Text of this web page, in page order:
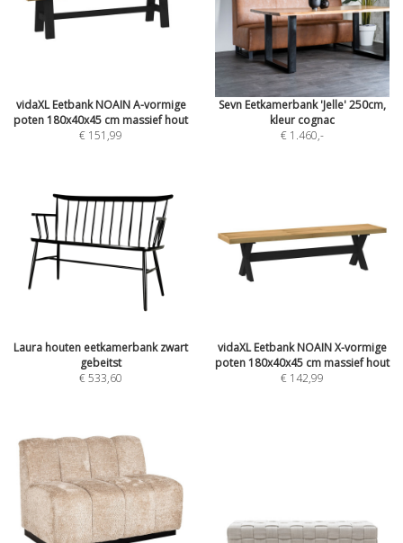
vidaXL Eetbank NOAIN A-vormige
poten 180x40x45 cm massief hout
€ 151,99
Sevn Eetkamerbank 'Jelle' 250cm,
kleur cognac
€ 1.460,-
Laura houten eetkamerbank zwart
gebeitst
€ 533,60
vidaXL Eetbank NOAIN X-vormige
poten 180x40x45 cm massief hout
€ 142,99